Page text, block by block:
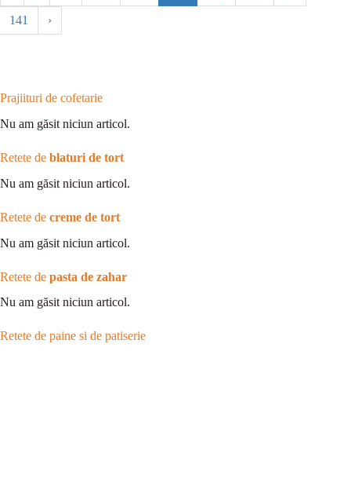
141 ›
Prajiituri de cofetarie
Nu am găsit niciun articol.
Retete de blaturi de tort
Nu am găsit niciun articol.
Retete de creme de tort
Nu am găsit niciun articol.
Retete de pasta de zahar
Nu am găsit niciun articol.
Retete de paine si de patiserie